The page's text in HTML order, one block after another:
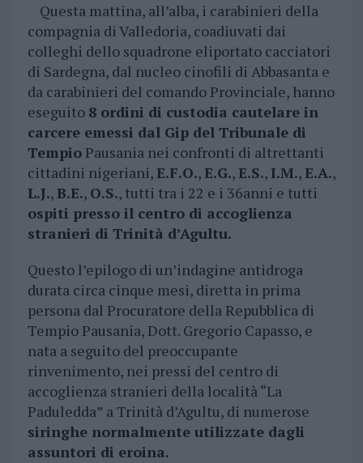
Questa mattina, all’alba, i carabinieri della
compagnia di Valledoria, coadiuvati dai
colleghi dello squadrone eliportato cacciatori
di Sardegna, dal nucleo cinofili di Abbasanta e
da carabinieri del comando Provinciale, hanno
eseguito 8 ordini di custodia cautelare in
carcere emessi dal Gip del Tribunale di
TempioPausania nei confronti di altrettanti
cittadini nigeriani,E.F.O.,E.G.,E.S., I.M.,E.A.,
L.J.,B.E., O.S., tutti tra i 22 e i 36anni e tutti
ospiti presso il centro di accoglienza
stranieri di Trinità d’Agultu.
Questo l’epilogo di un’indagine antidroga
durata circa cinque mesi, diretta in prima
persona dal Procuratore della Repubblica di
Tempio Pausania, Dott. Gregorio Capasso, e
nata a seguito del preoccupante
rinvenimento, nei pressi del centro di
accoglienza stranieri della località “La
Paduledda” a Trinità d’Agultu, di numerose
siringhe normalmente utilizzate dagli
assuntori di eroina.